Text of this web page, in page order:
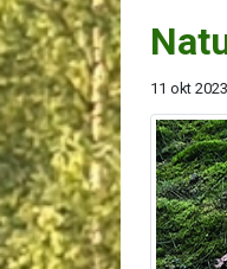
11 okt 2023